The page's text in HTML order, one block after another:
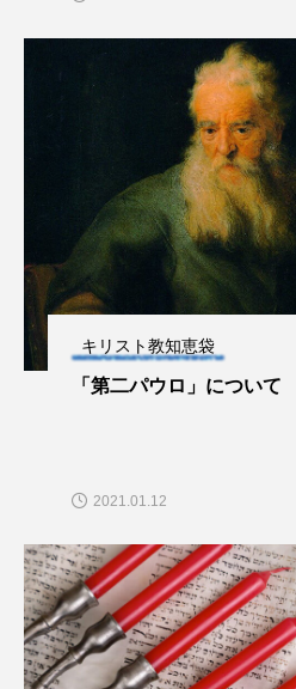
キリスト教知恵袋
「第二パウロ」について
2021.01.12